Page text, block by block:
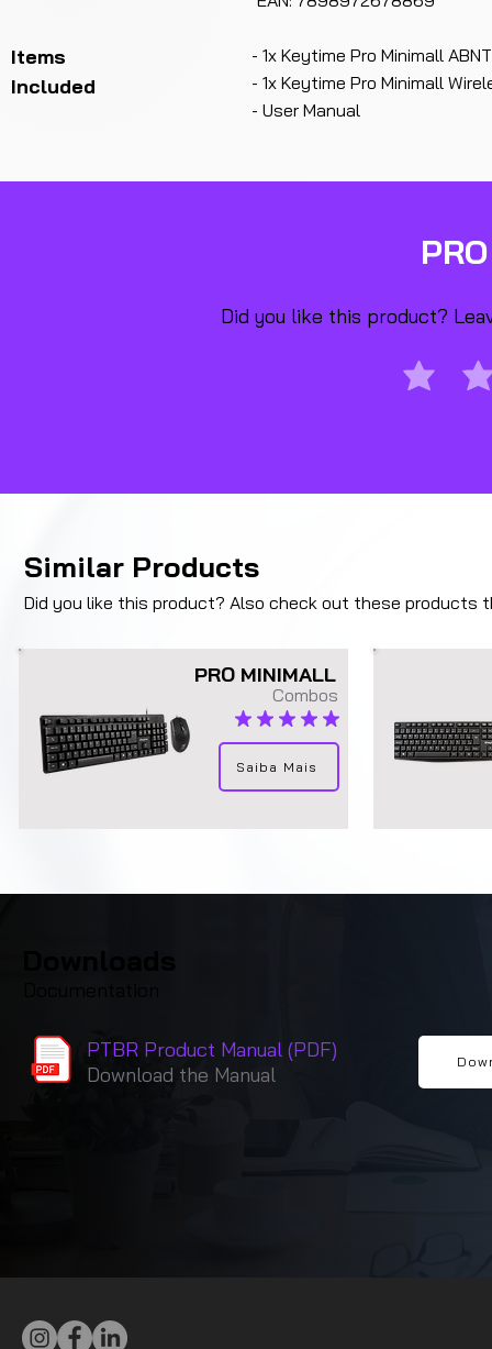
Items
Included
- 1x Keytime Pro Minimall
- 1x Keytime Pro Minimall
- User Manual
Did you like this product?
Similar Products
Did you like this product? Also check out these products
Combos
average rating is 4.9 out of 5
PRO MINIMALL
Saiba Mais
PTBR Product Manual (PDF)
Download the Manual